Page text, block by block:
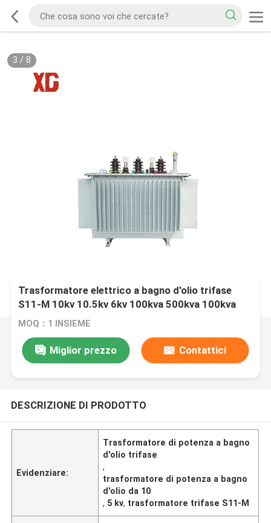
3 / 8
Trasformatore elettrico a bagno d'olio trifase
S11-M 10kv 10.5kv 6kv 100kva 500kva 100kva
MOQ：1 INSIEME
Miglior prezzo Contattici
DESCRIZIONE DI PRODOTTO
Evidenziare:
Trasformatore di potenza a bagno
d'olio trifase
,
trasformatore di potenza a bagno
d'olio da 10
, 5 kv, trasformatore trifase S11-M